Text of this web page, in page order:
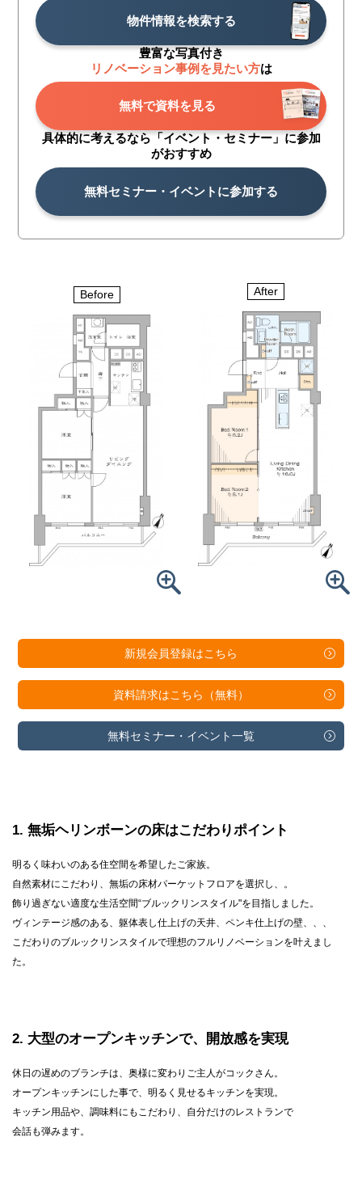
物件情報を検索する
豊富な写真付き
リノベーション事例を見たい方は
無料で資料を見る
具体的に考えるなら「イベント・セミナー」に参加
がおすすめ
無料セミナー・イベントに参加する
Before After
新規会員登録はこちら
資料請求はこちら（無料）
無料セミナー・ イベント一覧
1 無垢ヘリンボーンの床はこだわりポイント
明るく味わいのある住空間を希望したご家族。
自然素材にこだわり、無垢の床材パーケットフロアを選択し、。
飾り過ぎない適度な生活空間“ブルックリンスタイル"を目指しました。
ヴィンテージ感のある、躯体表し仕上げの天井、ペンキ仕上げの壁、、、
こだわりのブルックリンスタイルで理想のフルリノベーションを叶えまし
た。
2 大型のオープンキッチンで、開放感を実現
休日の遅めのブランチは、奥様に変わりご主人がコックさん。
オープンキッチンにした事で、明るく見せるキッチンを実現。
キッチン用品や、調味料にもこだわり、自分だけのレストランで
会話も弾みます。